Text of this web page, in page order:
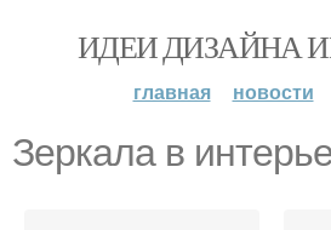
ИДЕИ ДИЗАЙНА
главная новости
Зеркала в